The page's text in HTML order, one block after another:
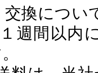
交換につい
週間以